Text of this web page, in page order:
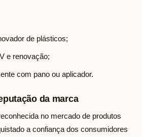
de plásticos;
e renovação;
com pano ou aplicador.
da marca
no mercado de produtos
a confiança dos consumidores